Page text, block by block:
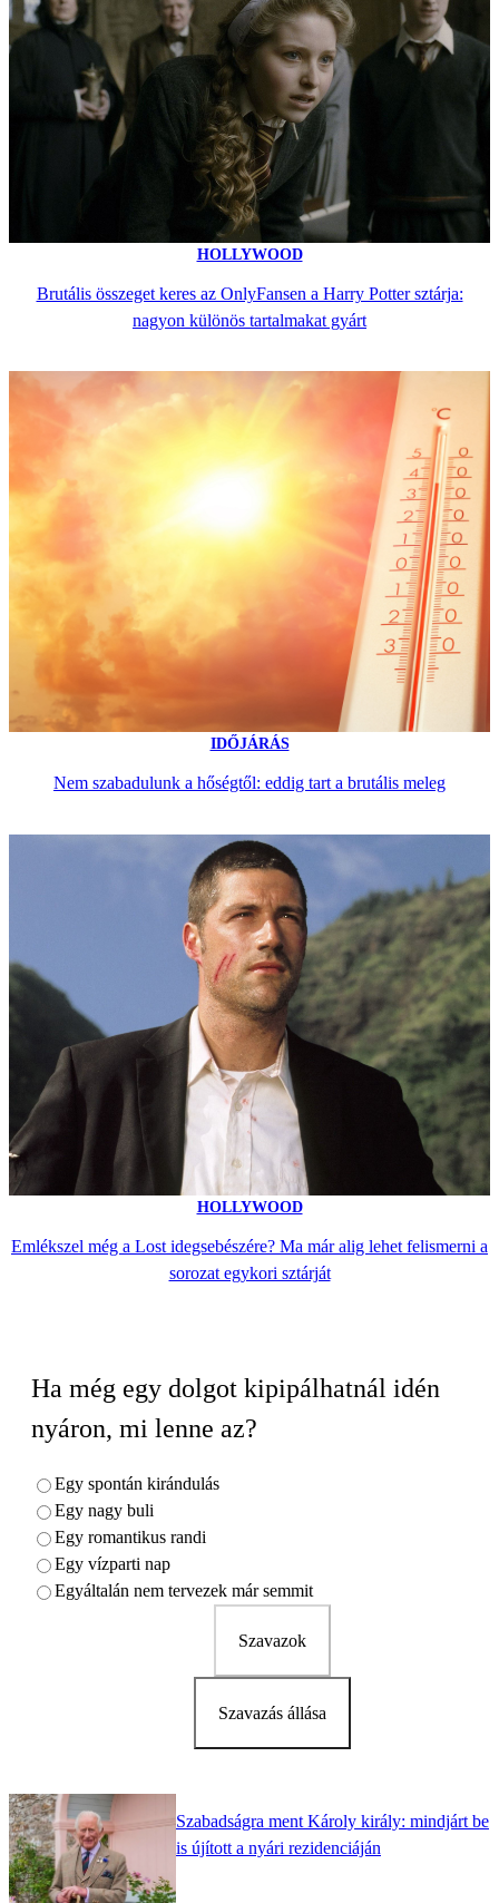
HOLLYWOOD
Brutális összeget keres az OnlyFansen a Harry Potter sztárja:
nagyon különös tartalmakat gyárt
IDŐJÁRÁS
Nem szabadulunk a hőségtől: eddig tart a brutális meleg
HOLLYWOOD
Emlékszel még a Lost idegsebészére? Ma már alig lehet felismerni a
sorozat egykori sztárját
Ha még egy dolgot kipipálhatnál idén
nyáron, mi lenne az?
Egy spontán kirándulás
Egy nagy buli
Egy romantikus randi
Egy vízparti nap
Egyáltalán nem tervezek már semmit
Szavazok
Szavazás állása
Szabadságra ment Károly király: mindjárt be
is újított a nyári rezidenciáján